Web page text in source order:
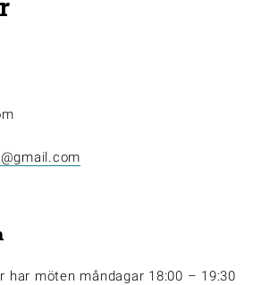
har möten måndagar 18:00 – 19:30